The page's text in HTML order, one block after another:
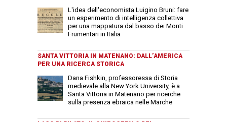
L'idea dell'economista Luigino Bruni: fare
un esperimento di intelligenza collettiva
per una mappatura dal basso dei Monti
Frumentari in Italia
SANTA VITTORIA IN MATENANO: DALL’AMERICA
PER UNA RICERCA STORICA
Dana Fishkin, professoressa di Storia
medievale alla New York University, è a
Santa Vittoria in Matenano per ricerche
sulla presenza ebraica nelle Marche